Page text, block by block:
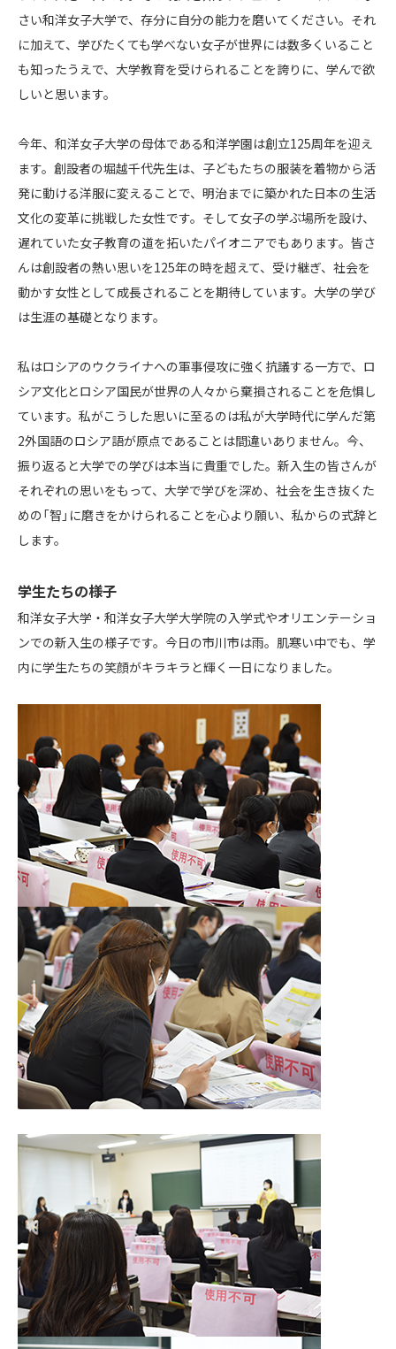
さい和洋女子大学で、存分に自分の能力を磨いてください。それ
に加えて、学びたくても学べない女子が世界には数多くいること
も知ったうえで、大学教育を受けられることを誇りに、学んで欲
しいと思います。
今年、和洋女子大学の母体である和洋学園は創立125周年を迎え
ます。創設者の堀越千代先生は、子どもたちの服装を着物から活
発に動ける洋服に変えることで、明治までに築かれた日本の生活
文化の変革に挑戦した女性です。そして女子の学ぶ場所を設け、
遅れていた女子教育の道を拓いたパイオニアでもあります。皆さ
んは創設者の熱い思いを125年の時を超えて、受け継ぎ、社会を
動かす女性として成長されることを期待しています。大学の学び
は生涯の基礎となります。
私はロシアのウクライナへの軍事侵攻に強く抗議する一方で、ロ
シア文化とロシア国民が世界の人々から棄損されることを危惧し
ています。私がこうした思いに至るのは私が大学時代に学んだ第
2外国語のロシア語が原点であることは間違いありません。今、
振り返ると大学での学びは本当に貴重でした。新入生の皆さんが
それぞれの思いをもって、大学で学びを深め、社会を生き抜くた
めの「智」に磨きをかけられることを心より願い、私からの式辞と
します。
学生たちの様子
和洋女子大学・和洋女子大学大学院の入学式やオリエンテーショ
ンでの新入生の様子です。今日の市川市は雨。肌寒い中でも、学
内に学生たちの笑顔がキラキラと輝く一日になりました。